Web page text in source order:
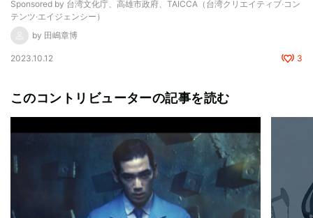
Sponsored by 台湾文化庁、高雄市政府、TAICCA（台湾クリエイティブ‧コン
テンツ‧エイジェンシー）
by 田嶋章博
2023.10.12 3
このコントリビューターの記事を読む